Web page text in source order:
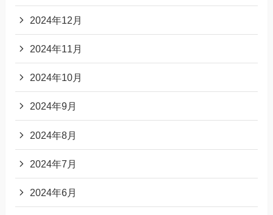
2024年12月
2024年11月
2024年10月
2024年9月
2024年8月
2024年7月
2024年6月